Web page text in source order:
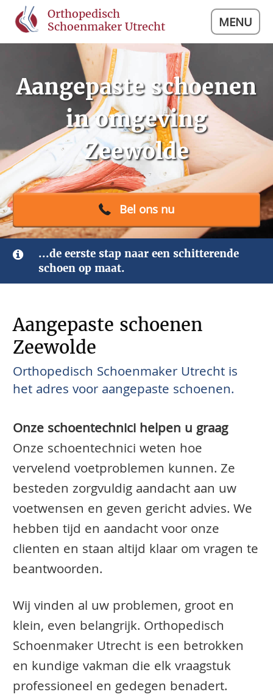
Orthopedisch
Schoenmaker Utrecht
MENU
Aangepaste schoenen
in omgeving
Zeewolde
Bel ons nu
...de eerste stap naar een schitterende
schoen op maat.
Aangepaste schoenen
Zeewolde
Orthopedisch Schoenmaker Utrecht is
het adres voor aangepaste schoenen.
Onze schoentechnici helpen u graag
Onze schoentechnici weten hoe
vervelend voetproblemen kunnen. Ze
besteden zorgvuldig aandacht aan uw
voetwensen en geven gericht advies. We
hebben tijd en aandacht voor onze
clienten en staan altijd klaar om vragen te
beantwoorden.
Wij vinden al uw problemen, groot en
klein, even belangrijk. Orthopedisch
Schoenmaker Utrecht is een betrokken
en kundige vakman die elk vraagstuk
professioneel en gedegen benadert.